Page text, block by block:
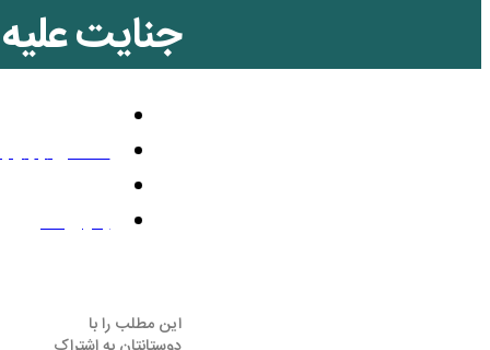
جنایت
دسامبر 1, 2013
بدون نظر
این مطلب را با